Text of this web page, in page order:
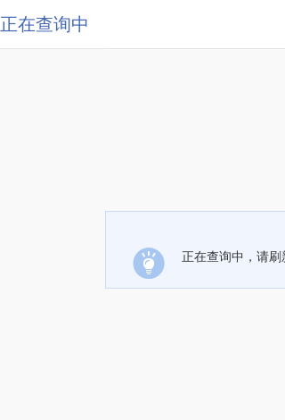
正在查询中
正在查询中，请刷